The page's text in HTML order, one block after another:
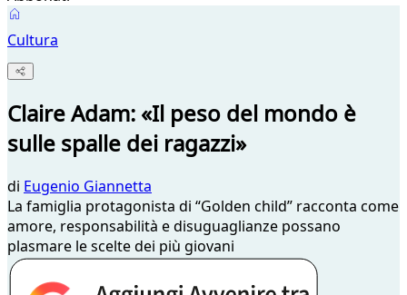
Cultura
Claire Adam: «Il peso del mondo è
sulle spalle dei ragazzi»
di Eugenio Giannetta
La famiglia protagonista di “Golden child” racconta come
amore, responsabilità e disuguaglianze possano
plasmare le scelte dei più giovani